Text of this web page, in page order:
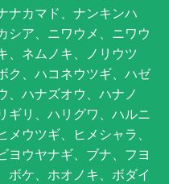
ナカマド、ナンキンハ
シア、ニワウメ、ニワウ
、ネムノキ、ノリウツ
ク、ハコネウツギ、ハゼ
、ハナズオウ、ハナノ
ギリ、ハリグワ、ハルニ
ウツギ、ヒメシャラ、
ヨウヤナギ、ブナ、フヨ
ボケ、ホオノキ、ボダイ